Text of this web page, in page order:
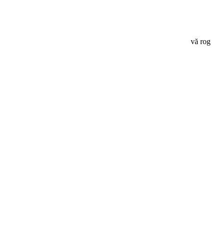
vă rog